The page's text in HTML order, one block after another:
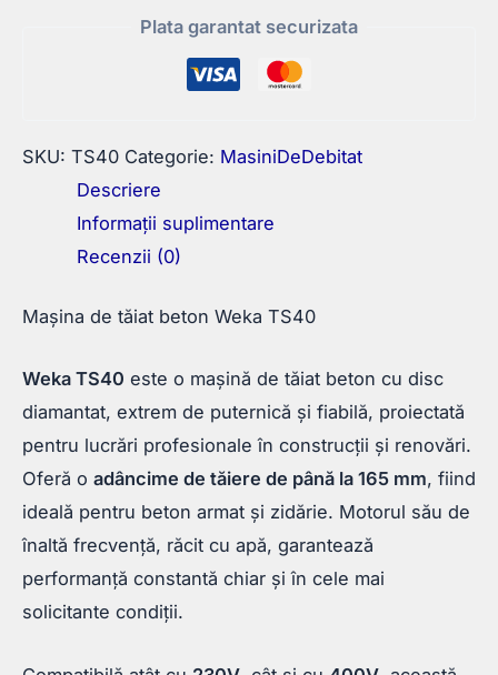
Plata garantat securizata
SKU: TS40 Categorie: MasiniDeDebitat
Descriere
Informații suplimentare
Recenzii (0)
Mașina de tăiat beton Weka TS40
Weka TS40 este o mașină de tăiat beton cu disc
diamantat, extrem de puternică și fiabilă, proiectată
pentru lucrări profesionale în construcții și renovări.
Oferă o adâncime de tăiere de până la 165 mm, fiind
ideală pentru beton armat și zidărie. Motorul său de
înaltă frecvență, răcit cu apă, garantează
performanță constantă chiar și în cele mai
solicitante condiții.